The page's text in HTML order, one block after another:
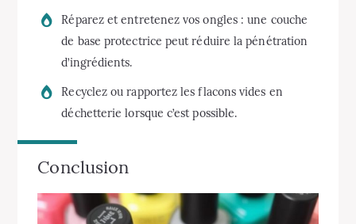
Réparez et entretenez vos ongles : une couche
de base protectrice peut réduire la pénétration
d’ingrédients.
Recyclez ou rapportez les flacons vides en
déchetterie lorsque c’est possible.
Conclusion